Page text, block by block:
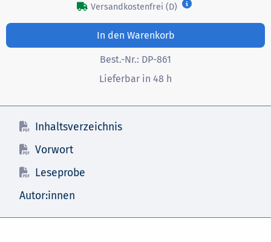
Versandkostenfrei (D)
In den Warenkorb
Best.-Nr.: DP-861
Lieferbar in 48 h
Inhaltsverzeichnis
Vorwort
Leseprobe
Autor:innen